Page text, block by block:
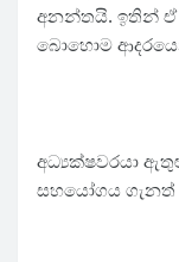
අනන්තයි. ඉතින් ඒ
බොහොම
අධ්‍යක්ෂවරයා
සහයෝගය ගැනත්